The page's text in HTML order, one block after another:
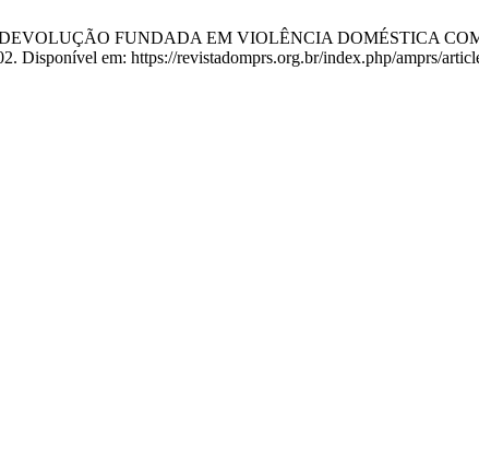
FUNDADA EM VIOLÊNCIA DOMÉSTICA
Disponível em: https://revistadomprs.org.br/index.php/amprs/